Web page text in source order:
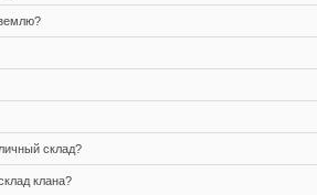
склад?
клана?